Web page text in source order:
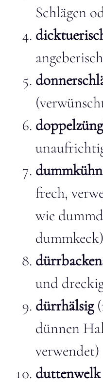
Schlägen
dummkühn
frech,
wie
dummkeck)
und
dürrhälsig
dünnen
verwendet)
duttenwelk